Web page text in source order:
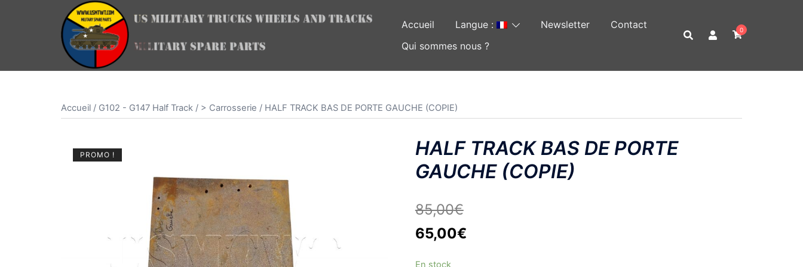
Accueil Langue : Newsletter
Contact
Qui sommes nous ?
0
Accueil / G102 - G147 Half Track / > Carrosserie / HALF TRACK BAS DE PORTE GAUCHE (COPIE)
PROMO !
HALF TRACK BAS DE PORTE
GAUCHE (COPIE)
85,00€
Le
65,00€Le
En stock